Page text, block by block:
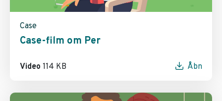
Case
Case-film om Per
Video 114 KB Åbn